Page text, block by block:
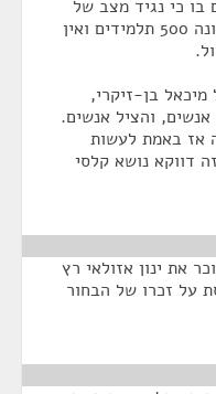
בו כי נגיד מצב של
צורך לטפל בילד בבית ספר שאינו מונה 500 תלמידים ואין
בן-זיקרי,
והציל אנשים.
אז באמת לעשות
דווקא נושא קלסי
את ינון אזולאי רץ
על זכרו של הבחור